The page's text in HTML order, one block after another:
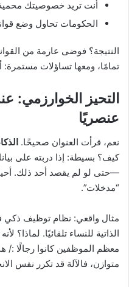
أنت تريد خصوصيتك
الحكومات تحاول وضع
النتيجة؟ فوضى عارمة من
تمامًا، ومعها تساؤلات مستمرة:
التحيز الخوارزمي:
عنصريًا
نعم، قرأت العنوان صحيحًا.
كيف؟ بسيطة: إذا دربته على
—حتى لو لم يقصد أحد ذلك.
“مدخلات”.
مثال واقعي: نظام توظيف
الذاتية للنساء تلقائيًا. لماذا؟
معظم الموظفين كانوا رجالًا :/
متوازن، فالآلة قد تكرر نفس